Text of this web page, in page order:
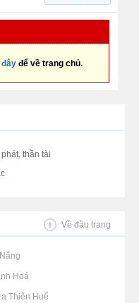
đây để về trang chủ.
phát, thần tài
Về đầu trang
Hoá
Thiên Huế